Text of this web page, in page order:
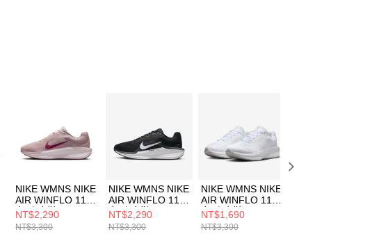
NIKE WMNS NIKE
AIR WINFLO 11
女 跑步鞋
FJ9510605
NT$2,290
NT$3,300
NIKE WMNS NIKE
AIR WINFLO 11
女 跑步鞋
FJ9510001
NT$2,290
NT$3,300
NIKE WMNS NIKE
AIR WINFLO 11
女 跑步鞋
FJ9510100
NT$1,690
NT$3,300